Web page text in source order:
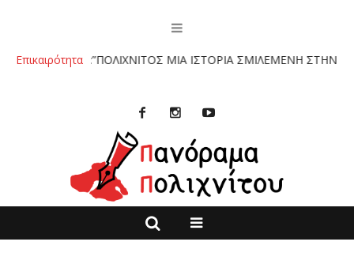
Επικαιρότητα
:”ΠΟΛΙΧΝΙΤΟΣ ΜΙΑ ΙΣΤΟΡΙΑ ΣΜΙΛΕΜΕΝΗ ΣΤΗΝ ΠΕΤΡΑ”